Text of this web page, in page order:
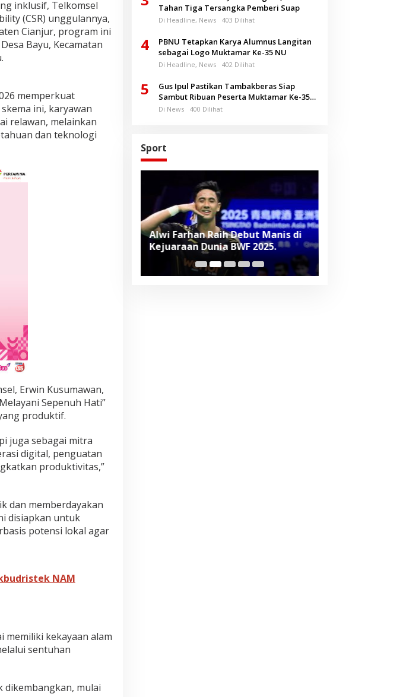
inklusif, Telkomsel
(CSR) unggulannya,
Cianjur, program ini
Bayu, Kecamatan
memperkuat
ini, karyawan
relawan, melainkan
dan teknologi
Erwin Kusumawan,
Sepenuh Hati”
produktif.
juga sebagai mitra
digital, penguatan
produktivitas,”
dan memberdayakan
disiapkan untuk
potensi lokal agar
NAM
memiliki kekayaan alam
sentuhan
dikembangkan, mulai
Tahan Tiga Tersangka Pemberi Suap
Di Headline, News 403 Dilihat
4
PBNU Tetapkan Karya Alumnus Langitan
sebagai Logo Muktamar Ke-35 NU
Di Headline, News 402 Dilihat
5
Gus Ipul Pastikan Tambakberas Siap
Sambut Ribuan Peserta Muktamar Ke-35
NU
Di News 400 Dilihat
Sport
2026 Usai Taklukkan
Alwi Farhan Raih Debut Manis di
Kejuaraan Dunia BWF 2025.